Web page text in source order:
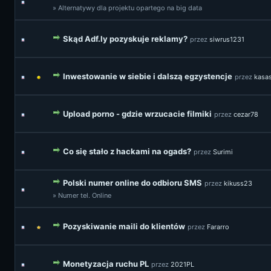
» Alternatywy dla projektu opartego na big data
Skąd Adf.ly pozyskuje reklamy? przez siwrus1231
Inwestowanie w siebie i dalszą egzystencje przez
Upload porno - gdzie wrzucacie filmiki przez cezar78
Co się stało z hackami na ogads? przez Surimi
Polski numer online do odbioru SMS przez kikuss23
» Numer tel. Online
Pozyskiwanie maili do klientów przez Fararro
Monetyzacja ruchu PL przez 2021PL